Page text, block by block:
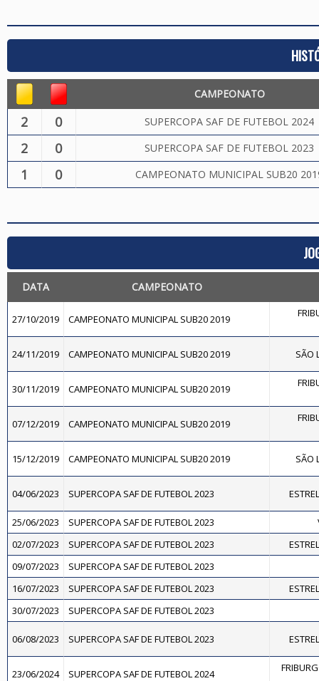
CAMPEONATO
2 0 SUPERCOPA SAF DE FUTEBOL 2024
2 0 SUPERCOPA SAF DE FUTEBOL 2023
1 0 CAMPEONATO MUNICIPAL SUB20
DATA CAMPEONATO
27/10/2019 CAMPEONATO MUNICIPAL SUB20 2019
24/11/2019 CAMPEONATO MUNICIPAL SUB20 2019 SÃO
30/11/2019 CAMPEONATO MUNICIPAL SUB20 2019
07/12/2019 CAMPEONATO MUNICIPAL SUB20 2019
15/12/2019 CAMPEONATO MUNICIPAL SUB20 2019 SÃO
04/06/2023 SUPERCOPA SAF DE FUTEBOL 2023
25/06/2023 SUPERCOPA SAF DE FUTEBOL 2023
02/07/2023
SUPERCOPA SAF DE FUTEBOL 2023
09/07/2023
SUPERCOPA SAF DE FUTEBOL 2023
16/07/2023
SUPERCOPA SAF DE FUTEBOL 2023
30/07/2023
SUPERCOPA SAF DE FUTEBOL 2023
06/08/2023 SUPERCOPA SAF DE FUTEBOL 2023
23/06/2024 SUPERCOPA SAF DE FUTEBOL 2024